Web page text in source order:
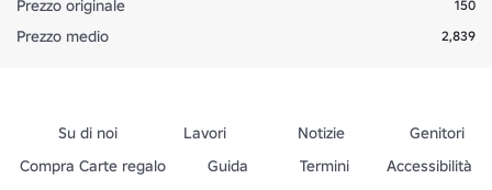
Prezzo originale
150
Prezzo medio 2,839
Su di noi Lavori Notizie
Genitori
Compra Carte regalo
Guida Termini
Accessibilità